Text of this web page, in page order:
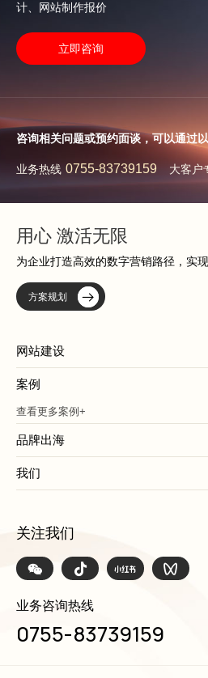
计、网站制作报价
立即咨询
咨询相关问题或预约面谈，可以通过
业务热线 0755-83739159 大客户
用心 激活无限
为企业打造高效的数字营销路径，实
方案规划
网站建设
案例
查看更多案例+
品牌出海
我们
关注我们
业务咨询热线
0755-83739159